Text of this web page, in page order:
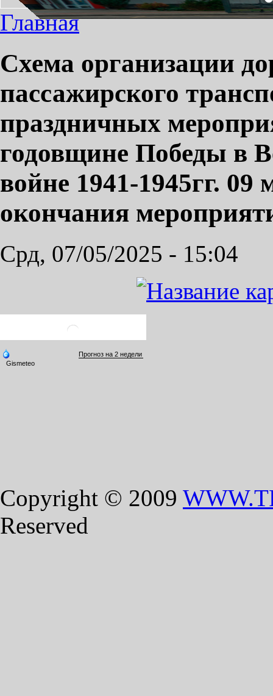
Главная
Схема организации
пассажирского
праздничных
годовщине Победы в
войне 1941-1945гг. 09
окончания
Срд, 07/05/2025 - 15:04
Copyright © 2009
Reserved